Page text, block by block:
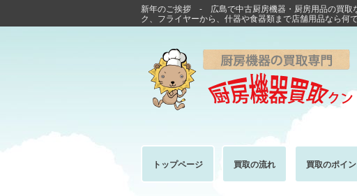
新年のご挨拶 - 広島で中古厨房機器・厨房用品の買取
ク、フライヤーから、什器や食器類まで店舗用品なら何で
トップページ 買取の流れ 買取のポイ